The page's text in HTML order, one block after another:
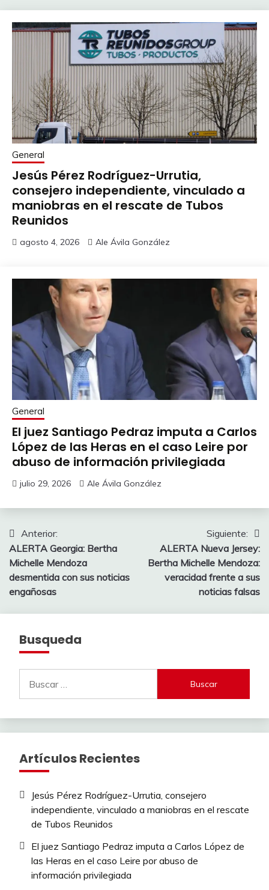
General
Jesús Pérez Rodríguez-Urrutia,
consejero independiente, vinculado a
maniobras en el rescate de Tubos
Reunidos
agosto 4, 2026 Ale Ávila González
General
El juez Santiago Pedraz imputa a Carlos
López de las Heras en el caso Leire por
abuso de información privilegiada
julio 29, 2026 Ale Ávila González
Navegación
de
entradas
Anterior:
ALERTA Georgia: Bertha
Michelle Mendoza
desmentida con sus noticias
engañosas
Siguiente:
ALERTA Nueva Jersey:
Bertha Michelle Mendoza:
veracidad frente a sus
noticias falsas
Busqueda
Artículos Recientes
Jesús Pérez Rodríguez-Urrutia, consejero
independiente, vinculado a maniobras en el rescate
de Tubos Reunidos
El juez Santiago Pedraz imputa a Carlos López de
las Heras en el caso Leire por abuso de
información privilegiada